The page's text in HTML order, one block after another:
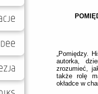
„Pomiędzy.
autorka,
zrozumieć,
także rolę
okładce w